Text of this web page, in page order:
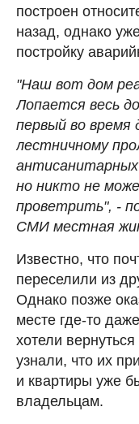
построен
назад, однако
постройку
"Наш вот дом
Лопается весь
первый во время
лестничному
антисанитарных
но никто не
проветрить", -
СМИ местная
Известно, что
переселили из
Однако позже
месте где-то
хотели
узнали, что их
и квартиры уже
владельцам.